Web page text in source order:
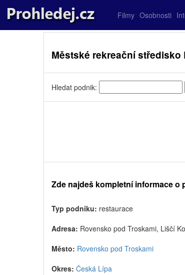
Filmy Osobnosti
Městské rekreační
Hledat podnik:
Zde najdeš kompletní informace
Typ podniku: restaurace
Adresa: Rovensko pod Troskami, Liščí
Město: Rovensko pod Troskami
Okres: Česká Lípa